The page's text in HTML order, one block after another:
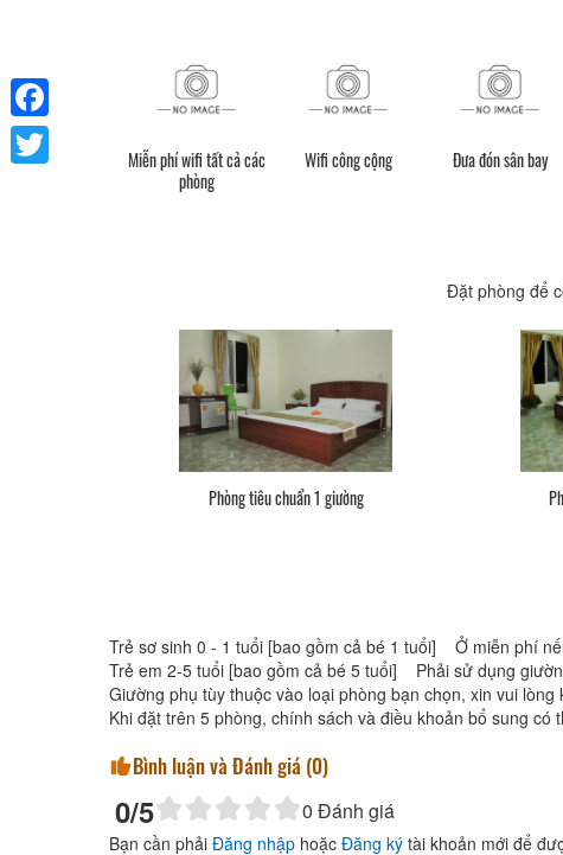
Miễn phí wifi tất cả các
phòng
Wifi công cộng Đưa đón sân bay
Đặt phòng để
Phòng tiêu chuẩn 1 giường
Trẻ sơ sinh 0 - 1 tuổi [bao gồm cả bé 1 tuổi] Ở miễn phí
Trẻ em 2-5 tuổi [bao gồm cả bé 5 tuổi] Phải sử dụng
Giường phụ tùy thuộc vào loại phòng bạn chọn, xin vui
Khi đặt trên 5 phòng, chính sách và điều khoản bổ sung có
Bình luận và Đánh giá (0)
0/5 0 Đánh giá
Bạn cần phải Đăng nhập hoặc Đăng ký tài khoản mới để
Facebook